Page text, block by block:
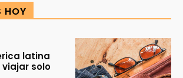
HOY
latina
solo